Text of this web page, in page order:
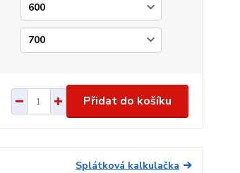
Přidat do košíku
Splátková kalkulačka